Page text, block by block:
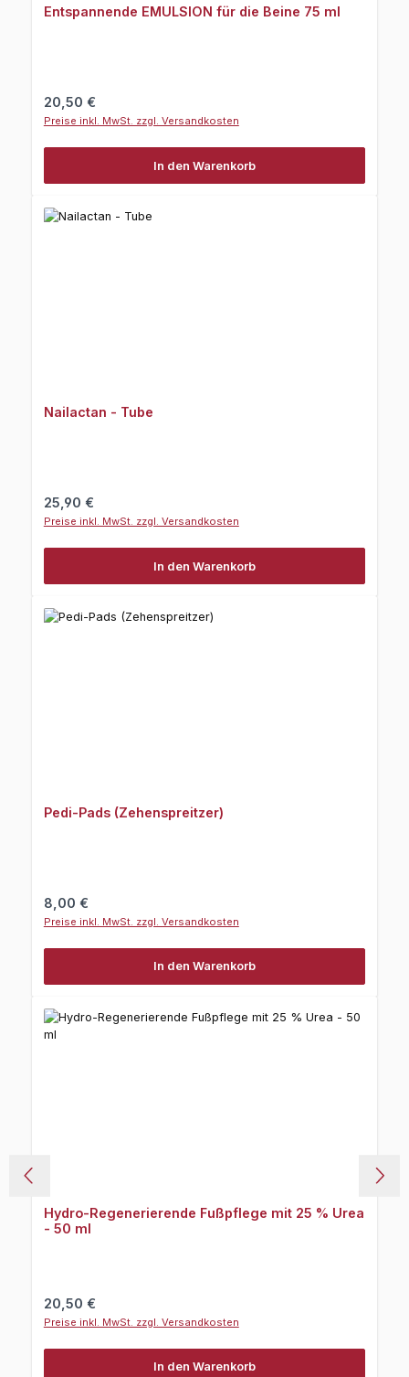
Entspannende EMULSION für die Beine 75 ml
Regulärer Preis:
20,50 €
Preise inkl. MwSt. zzgl. Versandkosten
In den Warenkorb
Nailactan - Tube
Regulärer Preis:
25,90 €
Preise inkl. MwSt. zzgl. Versandkosten
In den Warenkorb
Pedi-Pads (Zehenspreitzer)
Regulärer Preis:
8,00 €
Preise inkl. MwSt. zzgl. Versandkosten
In den Warenkorb
Hydro-Regenerierende Fußpflege mit 25 % Urea
- 50 ml
Regulärer Preis:
20,50 €
Preise inkl. MwSt. zzgl. Versandkosten
In den Warenkorb